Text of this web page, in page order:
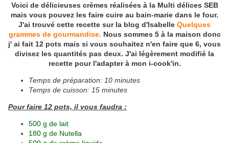
Voici de délicieuses crèmes réalisées à la Multi délices SEB
mais vous pouvez les faire cuire au bain-marie dans le four.
J'ai trouvé cette recette sur la blog d'Isabelle Quelques
grammes de gourmandise. Nous sommes 5 à la maison donc
j' ai fait 12 pots mais si vous souhaitez n'en faire que 6, vous
divisez les quantités pas deux. J'ai légèrement modifié la
recette pour l'adapter à mon i-cook'in.
Temps de préparation: 10 minutes
Temps de cuisson: 15 minutes
Pour faire 12 pots, il vous faudra :
500 g de lait
180 g de Nutella